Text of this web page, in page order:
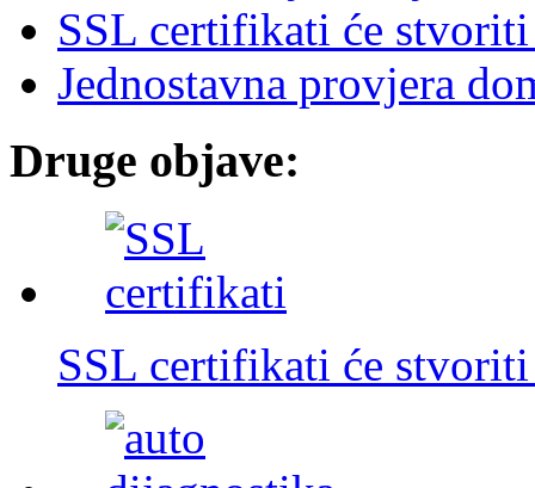
SSL certifikati će
Jednostavna provjera
Druge objave:
SSL certifikati će